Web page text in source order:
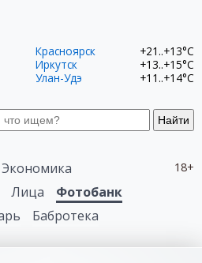
Найти
Красноярск
+21..+13°C
Иркутск
+13..+15°C
Улан-Удэ
+11..+14°C
18+
Экономика
Лица
Фотобанк
Бабротека